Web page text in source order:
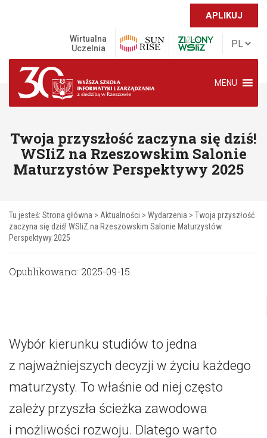
APLIKUJ
Wirtualna
Uczelnia
MENU
Twoja przyszłość zaczyna się dziś!
WSIiZ na Rzeszowskim Salonie
Maturzystów Perspektywy 2025
Tu jesteś: Strona główna > Aktualności > Wydarzenia > Twoja przyszłość
zaczyna się dziś! WSIiZ na Rzeszowskim Salonie Maturzystów
Perspektywy 2025
Opublikowano: 2025-09-15
Wybór kierunku studiów to jedna
z najważniejszych decyzji w życiu każdego
maturzysty. To właśnie od niej często
zależy przyszła ścieżka zawodowa
i możliwości rozwoju. Dlatego warto